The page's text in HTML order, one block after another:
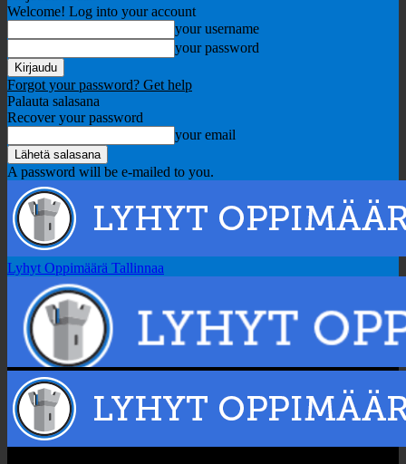
Welcome! Log into your account
your username
your password
Forgot your password? Get help
Palauta salasana
Recover your password
your email
A password will be e-mailed to you.
Lyhyt Oppimäärä Tallinnaa